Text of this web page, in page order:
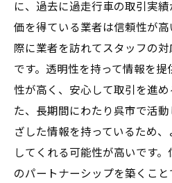
に、過去に過走行車の取引実
価を得ている業者は信頼性が
際に業者を訪れてスタッフの
です。透明性を持って情報を
性が高く、安心して取引を進
た、長期間にわたり呉市で活
ざした情報を持っているため
してくれる可能性が高いです
のパートナーシップを築くこ